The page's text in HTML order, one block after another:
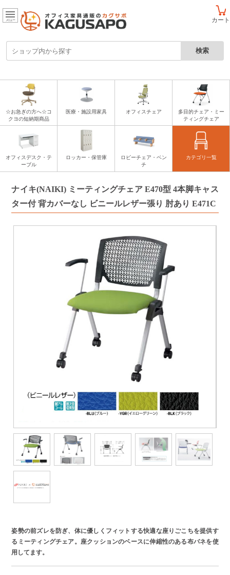
カート
メニュー
☆お急ぎの方へ☆コ
クヨの短納期商品
医療・施設用家具 オフィスチェア
多目的チェア・ミー
ティングチェア
オフィスデスク・テ
ーブル
ロッカー・保管庫
ロビーチェア・ベン
チ
カテゴリ一覧
ナイキ(NAIKI) ミーティングチェア E470型 4本脚キャス
ター付 背カバーなし ビニールレザー張り 肘あり E471C
姿勢の前ズレを防ぎ、体に優しくフィットする快適な座りごこちを提供す
るミーティングチェア。座クッションのベースに伸縮性のある布バネを使
用してます。